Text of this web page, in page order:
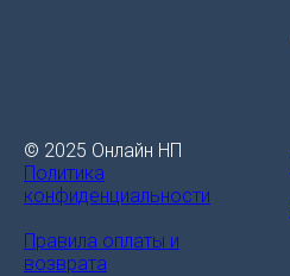
© 2025 Онлайн НП
Политика
конфиденциальности
Правила оплаты и
возврата